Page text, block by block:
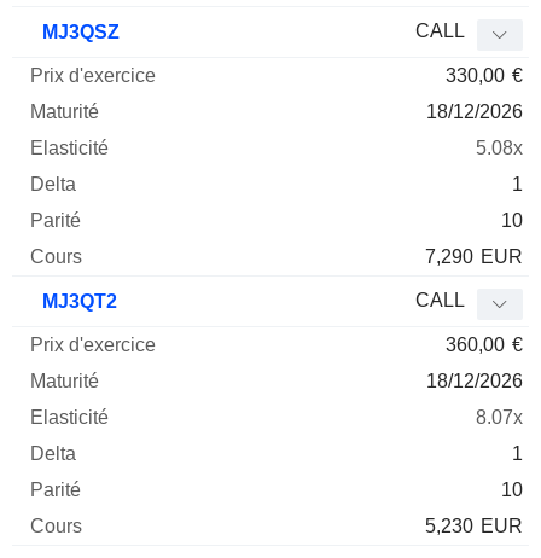
MJ3QSZ CALL
330,00 €
18/12/2026
5.08x
1
10
7,290 EUR
MJ3QT2 CALL
360,00 €
18/12/2026
8.07x
1
10
5,230 EUR